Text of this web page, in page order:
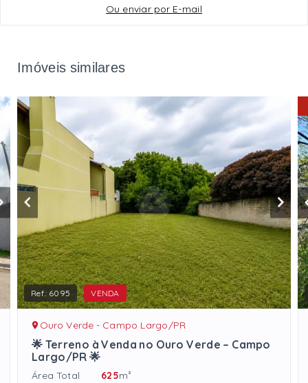
Ou enviar por E-mail
Imóveis similares
Ref.: 6095 VENDA
Ouro Verde - Campo Largo/PR
🌟 Terreno à Venda no Ouro Verde – Campo
Largo/PR 🌟
Área Total 625m²